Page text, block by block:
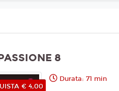
8
€ 4,00
Durata: 71 min